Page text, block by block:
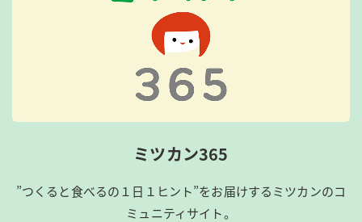
ミツカン365
”つくると食べるの１日１ヒント”をお届けするミツカンのコ
ミュニティサイト。